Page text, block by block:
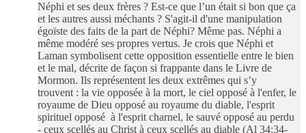
Néphi et ses deux frères ? Est-ce que l’un était si bon que ça
et les autres aussi méchants ? S'agit-il d'une manipulation
égoïste des faits de la part de Néphi? Même pas. Néphi a
même modéré ses propres vertus. Je crois que Néphi et
Laman symbolisent cette opposition essentielle entre le bien
et le mal, décrite de façon si frappante dans le Livre de
Mormon. Ils représentent les deux extrêmes qui s’y
trouvent : la vie opposée à la mort, le ciel opposé à l'enfer, le
royaume de Dieu opposé au royaume du diable, l'esprit
spirituel opposé à l'esprit charnel, le sauvé opposé au perdu
- ceux scellés au Christ à ceux scellés au diable(Al 34:34-